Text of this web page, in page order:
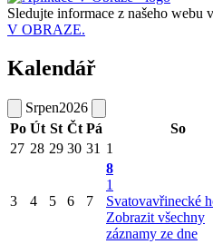
Sledujte informace z našeho webu v
V OBRAZE.
Kalendář
Srpen2026
Po Út St Čt Pá So
27 28 29 30 31 1
3 4 5 6 7
8
1
Svatovavřinecké
Zobrazit všechny
záznamy ze dne